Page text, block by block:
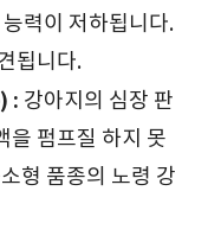
력이 저하됩니다.
됩니다.
: 강아지의 심장 판
을 펌프질 하지 못
형 품종의 노령 강